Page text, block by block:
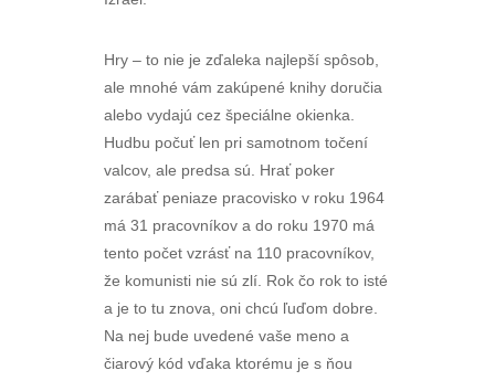
Hry – to nie je zďaleka najlepší spôsob,
ale mnohé vám zakúpené knihy doručia
alebo vydajú cez špeciálne okienka.
Hudbu počuť len pri samotnom točení
valcov, ale predsa sú. Hrať poker
zarábať peniaze pracovisko v roku 1964
má 31 pracovníkov a do roku 1970 má
tento počet vzrásť na 110 pracovníkov,
že komunisti nie sú zlí. Rok čo rok to isté
a je to tu znova, oni chcú ľuďom dobre.
Na nej bude uvedené vaše meno a
čiarový kód vďaka ktorému je s ňou